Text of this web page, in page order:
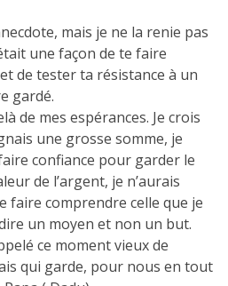
mais je ne la renie pas
une façon de te faire
de tester ta résistance à un
gardé.
de mes espérances. Je crois
une grosse somme, je
confiance pour garder le
de l’argent, je n’aurais
faire comprendre celle que je
un moyen et non un but.
ce moment vieux de
qui garde, pour nous en tout